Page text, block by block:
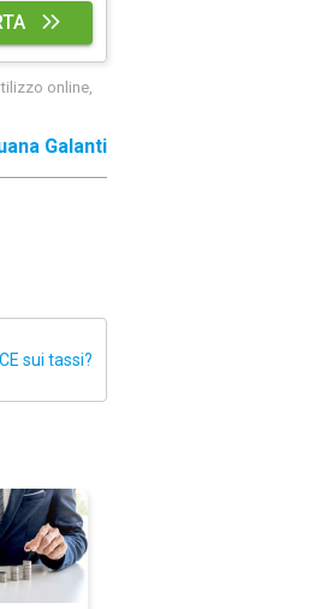
online,
Galanti
sui tassi?